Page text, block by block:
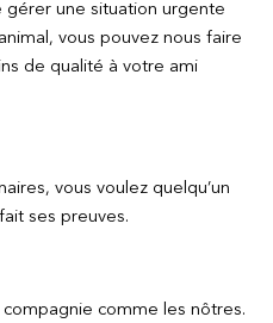
gérer une situation urgente
vous pouvez nous faire
de qualité à votre ami
vous voulez quelqu’un
ses preuves.
comme les nôtres.